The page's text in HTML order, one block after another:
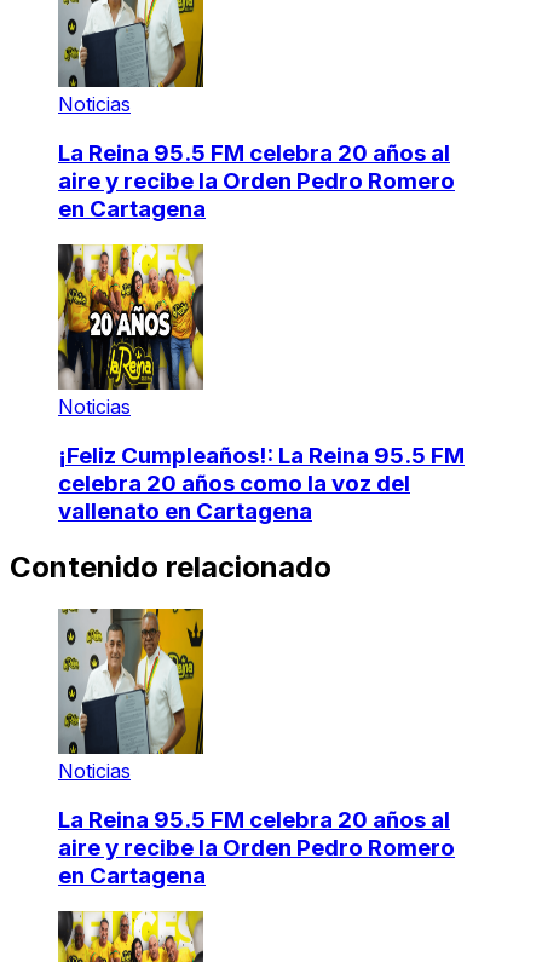
Noticias
La Reina 95.5 FM celebra 20 años al
aire y recibe la Orden Pedro Romero
en Cartagena
Noticias
¡Feliz Cumpleaños!: La Reina 95.5 FM
celebra 20 años como la voz del
vallenato en Cartagena
Contenido relacionado
Noticias
La Reina 95.5 FM celebra 20 años al
aire y recibe la Orden Pedro Romero
en Cartagena